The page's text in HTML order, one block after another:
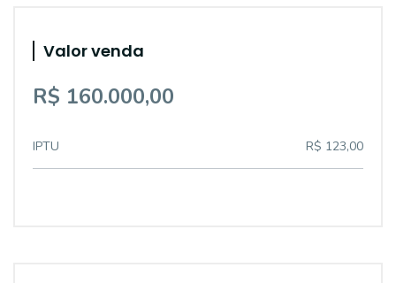
Valor venda
R$ 160.000,00
IPTU R$ 123,00